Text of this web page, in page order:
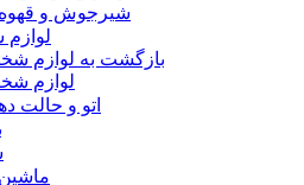
شیرجوش و
بازگشت به لوازم
لوازم
اتو و حالت